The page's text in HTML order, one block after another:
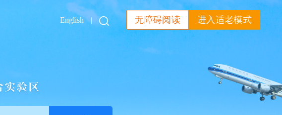
进入适老模式
无障碍阅读
English |